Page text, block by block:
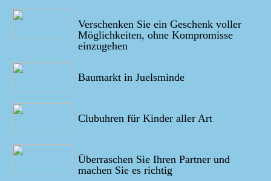
Verschenken Sie ein Geschenk voller
Möglichkeiten, ohne Kompromisse
einzugehen
Baumarkt in Juelsminde
Clubuhren für Kinder aller Art
Überraschen Sie Ihren Partner und
machen Sie es richtig